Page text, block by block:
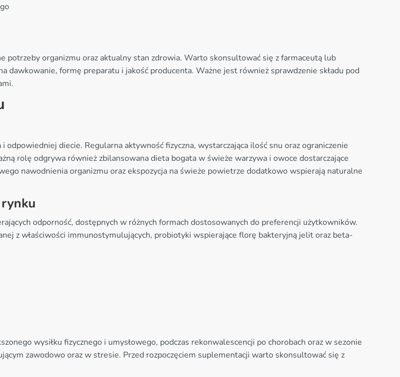
organizmu oraz aktualny stan zdrowia. Warto skonsultować się z farmaceutą lub
dawkowanie, formę preparatu i jakość producenta. Ważne jest również sprawdzenie składu pod
diecie. Regularna aktywność fizyczna, wystarczająca ilość snu oraz ograniczenie
rolę odgrywa również zbilansowana dieta bogata w świeże warzywa i owoce dostarczające
nawodnienia organizmu oraz ekspozycja na świeże powietrze dodatkowo wspierają naturalne
odporność, dostępnych w różnych formach dostosowanych do preferencji użytkowników.
z właściwości immunostymulujących, probiotyki wspierające florę bakteryjną jelit oraz beta-
wysiłku fizycznego i umysłowego, podczas rekonwalescencji po chorobach oraz w sezonie
zawodowo oraz w stresie. Przed rozpoczęciem suplementacji warto skonsultować się z